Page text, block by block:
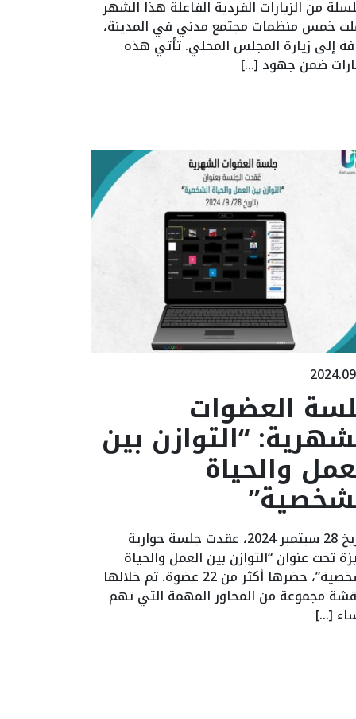
من الزيارات الفردية الفاعلة هذا الشهر
خمس منظمات مجتمع مدني في المدينة،
إلى زيارة المجلس المحلي. تأتي هذه
ضمن جهود […]
العضوات
“التوازن بين
والحياة
بتاريخ 28 سبتمبر 2024، عقدت جلسة حوارية
تحت عنوان “التوازن بين العمل والحياة
الشخصية”، حضرها أكثر من 22 عضوة. تم خلالها
مجموعة من المحاور المهمة التي تهم
[…]